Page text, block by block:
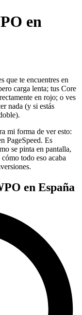
en
que te encuentres en
carga lenta; tus Core
en rojo; o ves
nada (y si estás
mi forma de ver esto:
PageSpeed. Es
se pinta en pantalla,
todo eso acaba
en España